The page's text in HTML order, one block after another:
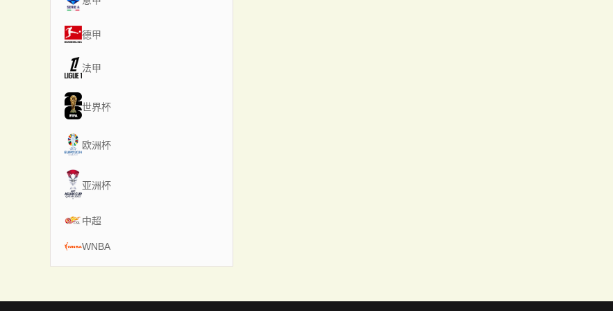
德甲
法甲
世界杯
欧洲杯
亚洲杯
中超
WNBA